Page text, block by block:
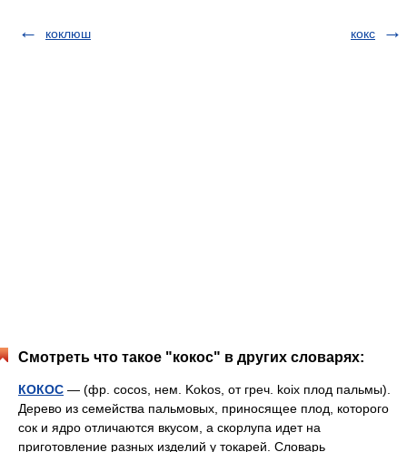
коклюш кокс
Смотреть что такое "кокос" в других словарях:
КОКОС — (фр. cocos, нем. Kokos, от греч. koix плод пальмы).
Дерево из семейства пальмовых, приносящее плод, которого
сок и ядро отличаются вкусом, а скорлупа идет на
приготовление разных изделий у токарей. Словарь